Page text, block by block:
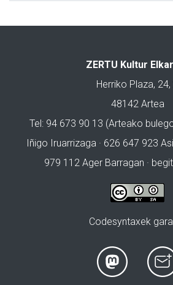
ZERTU Kultur
Herriko Plaza, 24,
48142 Artea
Tel: 94 673 90 13 (Arteako
Iñigo Iruarrizaga · 626 647 923
979 112 Ager Barragan ·
Codesyntaxek